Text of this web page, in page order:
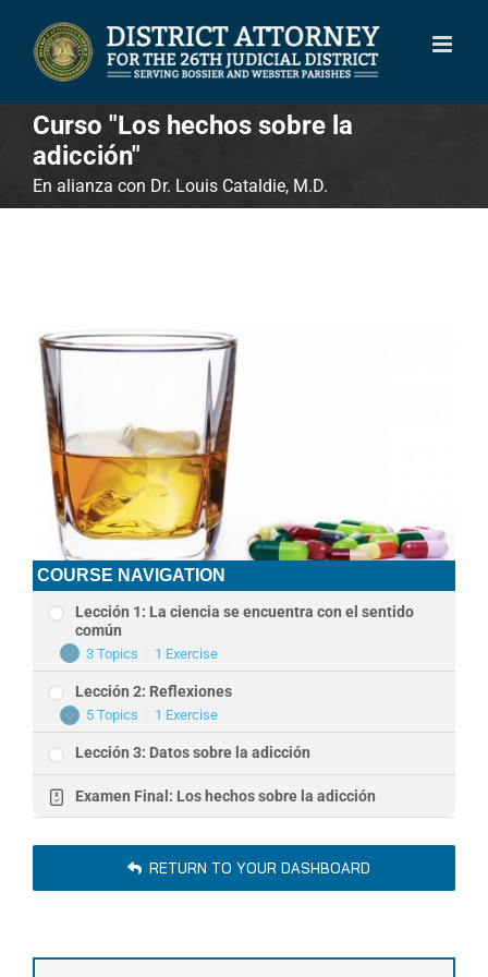
content
Curso "Los hechos sobre la
adicción"
En alianza con Dr. Louis Cataldie, M.D.
COURSE NAVIGATION
Lección 1: La ciencia se encuentra con el sentido
común
Expand
Lección
1:
La
ciencia
se
con
el
sentido
común
3 Topics 1 Exercise
Lección 2: Reflexiones
Expand
Lección
2:
Reflexiones
5 Topics 1 Exercise
Lección 3: Datos sobre la adicción
Examen Final: Los hechos sobre la adicción
RETURN TO YOUR DASHBOARD